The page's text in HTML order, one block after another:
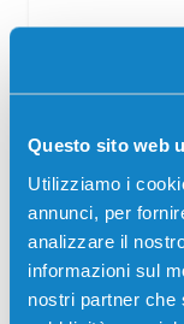
Questo sito web
Utilizziamo i
annunci, per
analizzare il
informazioni sul
nostri partner che
Rullo
Compatibile
Codice:
Rullo
EXV32/33 NERO
IMAGERUNNER
IMAGERUNNER
IMAGERUNNER…